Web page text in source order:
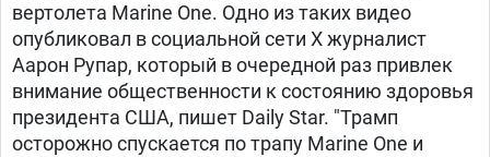
вертолета Marine One. Одно из таких видео
опубликовал в социальной сети Х журналист
Аарон Рупар, который в очередной раз привлек
внимание общественности к состоянию здоровья
президента США, пишет Daily Star. "Трамп
осторожно спускается по трапу Marine One и